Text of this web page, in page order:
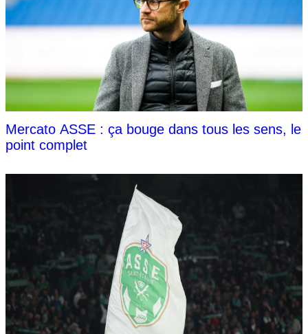
Mercato ASSE : ça bouge dans tous les sens, le
point complet